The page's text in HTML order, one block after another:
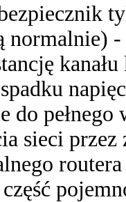
normalnie)
do
sieci